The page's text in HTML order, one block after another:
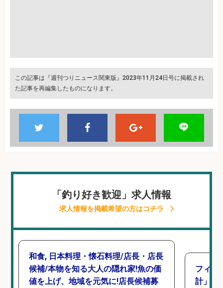
この記事は『週刊つりニュース関東版』2023年11月24日号に掲載され
た記事を再編集したものになります。
「釣り好き歓迎」求人情報
求人情報を掲載希望の方はコチラ
和食, 日本料理・懐石料理/店長・店長
候補/本物を知る大人の隠れ家!魚の価
値を上げ、地域を元気に!店長候補募
フィッ
計」